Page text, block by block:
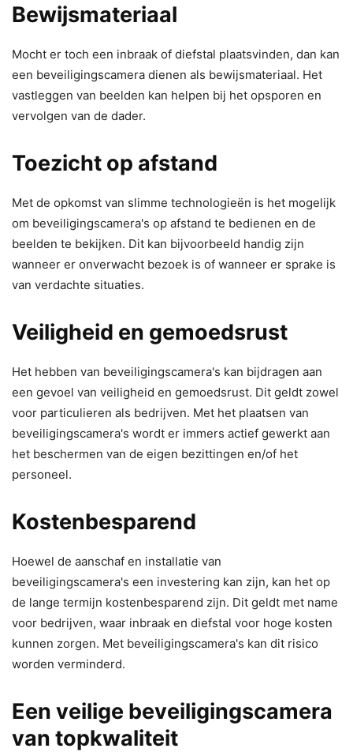
Bewijsmateriaal
Mocht er toch een inbraak of diefstal plaatsvinden, dan kan
een beveiligingscamera dienen als bewijsmateriaal. Het
vastleggen van beelden kan helpen bij het opsporen en
vervolgen van de dader.
Toezicht op afstand
Met de opkomst van slimme technologieën is het mogelijk
om beveiligingscamera's op afstand te bedienen en de
beelden te bekijken. Dit kan bijvoorbeeld handig zijn
wanneer er onverwacht bezoek is of wanneer er sprake is
van verdachte situaties.
Veiligheid en gemoedsrust
Het hebben van beveiligingscamera's kan bijdragen aan
een gevoel van veiligheid en gemoedsrust. Dit geldt zowel
voor particulieren als bedrijven. Met het plaatsen van
beveiligingscamera's wordt er immers actief gewerkt aan
het beschermen van de eigen bezittingen en/of het
personeel.
Kostenbesparend
Hoewel de aanschaf en installatie van
beveiligingscamera's een investering kan zijn, kan het op
de lange termijn kostenbesparend zijn. Dit geldt met name
voor bedrijven, waar inbraak en diefstal voor hoge kosten
kunnen zorgen. Met beveiligingscamera's kan dit risico
worden verminderd.
Een veilige beveiligingscamera
van topkwaliteit